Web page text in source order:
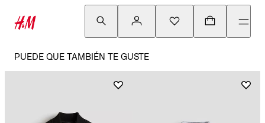
PUEDE QUE TAMBIÉN TE GUSTE